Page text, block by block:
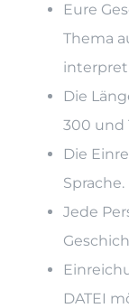
Eure
Thema
Die
300 und
Die
Sprache.
Jede
DATEI